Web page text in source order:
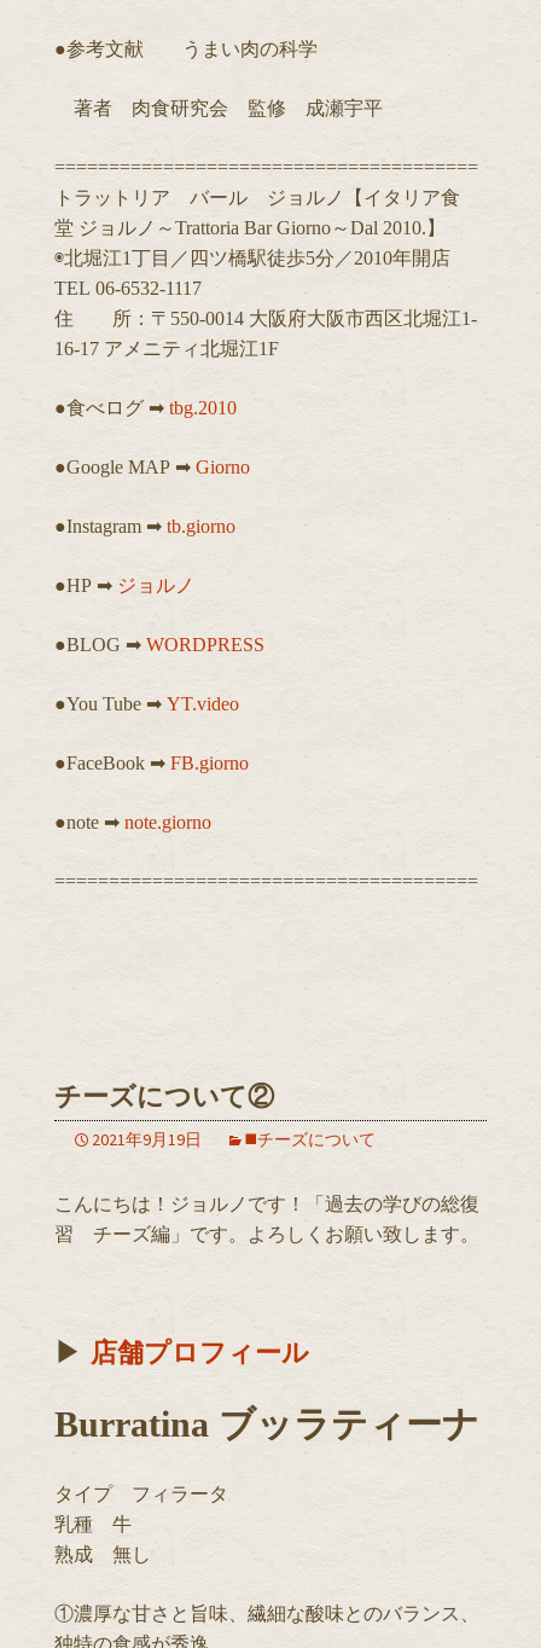
●参考文献 うまい肉の科学
著者 肉食研究会 監修 成瀬宇平
=======================================
トラットリア バール ジョルノ【イタリア食
堂 ジョルノ～Trattoria Bar Giorno～Dal 2010.】
◉北堀江1丁目／四ツ橋駅徒歩5分／2010年開店
TEL 06-6532-1117
住 所：〒550-0014 大阪府大阪市西区北堀江1-
16-17 アメニティ北堀江1F
●食べログ ➡︎ tbg.2010
●Google MAP ➡︎ Giorno
●Instagram ➡︎ tb.giorno
●HP ➡︎ ジョルノ
●BLOG ➡︎ WORDPRESS
●You Tube ➡︎ YT.video
●FaceBook ➡︎ FB.giorno
●note ➡︎ note.giorno
=======================================
チーズについて②
2021年9月19日 ◼️チーズについて
こんにちは！ジョルノです！「過去の学びの総復
習 チーズ編」です。よろしくお願い致します。
▶︎ 店舗プロフィール
Burratina ブッラティーナ
タイプ フィラータ
乳種 牛
熟成 無し
①濃厚な甘さと旨味、繊細な酸味とのバランス、
独特の食感が秀逸。